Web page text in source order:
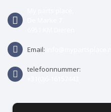
Email:
telefoonnummer: